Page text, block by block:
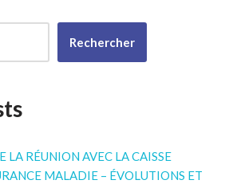
Rechercher
LA RÉUNION AVEC LA CAISSE
MALADIE – ÉVOLUTIONS ET